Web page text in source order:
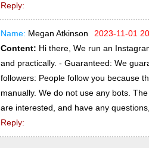
Reply:
Name: Megan Atkinson 2023-11-01
Content: Hi there, We run an
and practically. - Guaranteed: We
followers: People follow you because
manually. We do not use any bots.
are interested, and have any
Reply: